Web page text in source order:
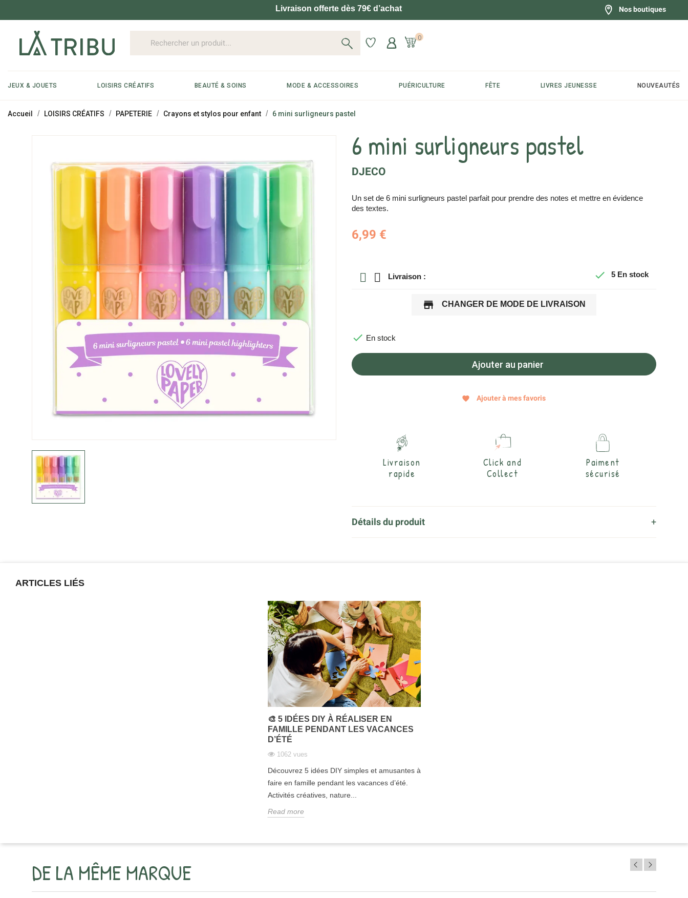
Livraison offerte dès 79€ d’achat Nos boutiques
0
JEUX & JOUETS LOISIRS CRÉATIFS BEAUTÉ & SOINS MODE & ACCESSOIRES PUÉRICULTURE FÊTE LIVRES JEUNESSE NOUVEAUTÉS
Accueil LOISIRS CRÉATIFS PAPETERIE Crayons et stylos pour enfant 6 mini surligneurs pastel
6 mini surligneurs pastel
DJECO
Un set de 6 mini surligneurs pastel parfait pour prendre des notes et mettre en évidence
des textes.
6,99 €
Livraison :  5 En stock
store CHANGER DE MODE DE LIVRAISON
 En stock
Ajouter au panier
favorite Ajouter à mes favoris
Livraison
rapide
Click and
Collect
Paiment
sécurisé
Détails du produit
ARTICLES LIÉS
🎨 5 IDÉES DIY À RÉALISER EN
FAMILLE PENDANT LES VACANCES
D’ÉTÉ
1062 vues
Découvrez 5 idées DIY simples et amusantes à
faire en famille pendant les vacances d’été.
Activités créatives, nature...
Read more
DE LA MÊME MARQUE